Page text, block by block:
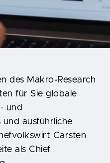
des Makro-Research
für Sie globale
und
und ausführliche
Carsten
als Chief